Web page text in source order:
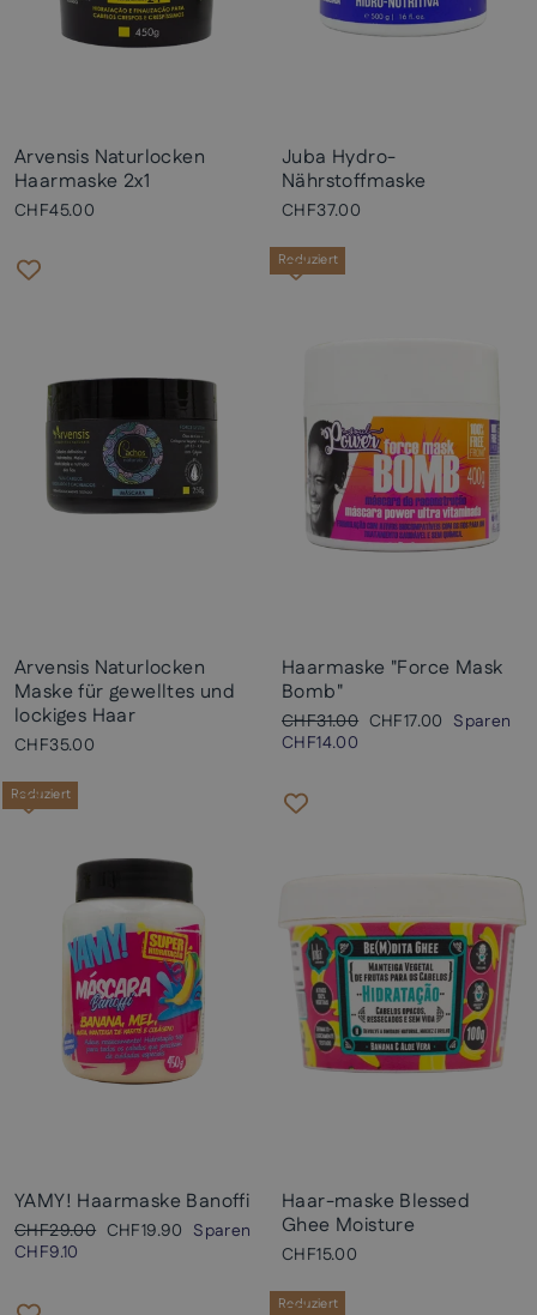
Arvensis Naturlocken
Haarmaske 2x1
CHF45.00
Juba Hydro-
Nährstoffmaske
CHF37.00
Arvensis Naturlocken
Maske für gewelltes und
lockiges Haar
CHF35.00
Reduziert
Haarmaske "Force Mask
Bomb"
Normaler
Preis
CHF31.00 Sonderpreis
CHF17.00 Sparen
CHF14.00
Reduziert
YAMY! Haarmaske Banoffi
Normaler
Preis
CHF29.00 Sonderpreis
CHF19.90 Sparen
CHF9.10
Haar-maske Blessed
Ghee Moisture
CHF15.00
Reduziert